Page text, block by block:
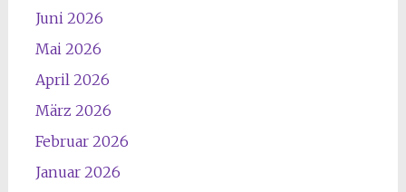
Juni 2026
Mai 2026
April 2026
März 2026
Februar 2026
Januar 2026